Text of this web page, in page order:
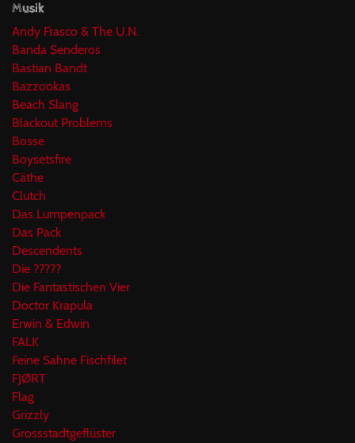
Musik
Andy Frasco & The U.N.
Banda Senderos
Bastian Bandt
Bazzookas
Beach Slang
Blackout Problems
Bosse
Boysetsfire
Cäthe
Clutch
Das Lumpenpack
Das Pack
Descendents
Die ?????
Die Fantastischen Vier
Doctor Krapula
Erwin & Edwin
FALK
Feine Sahne Fischfilet
FJØRT
Flag
Grizzly
Grossstadtgeflüster